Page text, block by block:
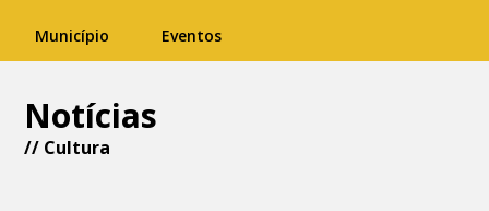
Município Eventos
Notícias
// Cultura